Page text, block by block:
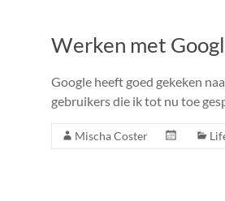
Werken met
Google heeft goed gekeken
gebruikers die ik tot nu toe
Mischa Coster